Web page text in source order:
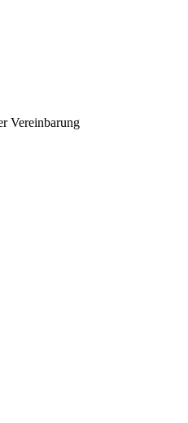
Vereinbarung